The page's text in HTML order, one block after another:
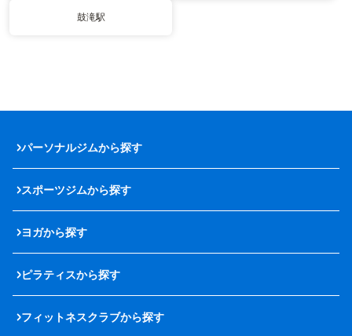
鼓滝駅
パーソナルジムから探す
スポーツジムから探す
ヨガから探す
ピラティスから探す
フィットネスクラブから探す